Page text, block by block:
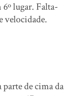
lugar. Falta-
velocidade.
parte de cima da